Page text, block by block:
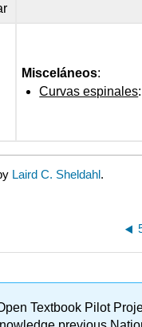
Misceláneos:
Curvas espinales
Laird C. Sheldahl.
Textbook Pilot